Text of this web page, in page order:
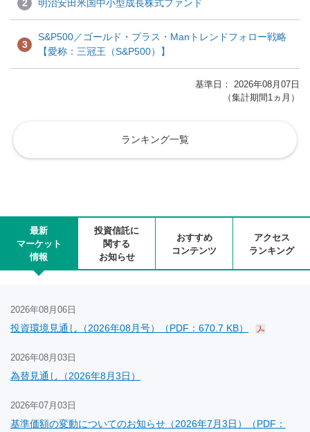
2 明治安田米国中小型成長株式ファンド
3
S&P500／ゴールド・プラス・Manトレンドフォロー戦略
【愛称：三冠王（S&P500）】
基準日： 2026年08月07日
（集計期間1ヵ月）
ランキング一覧
最新
マーケット
情報
投資信託に
関する
お知らせ
おすすめ
コンテンツ
アクセス
ランキング
2026年08月06日
投資環境見通し（2026年08月号）（PDF：670.7 KB）
2026年08月03日
為替見通し（2026年8月3日）
2026年07月03日
基準価額の変動についてのお知らせ（2026年7月3日）（PDF：